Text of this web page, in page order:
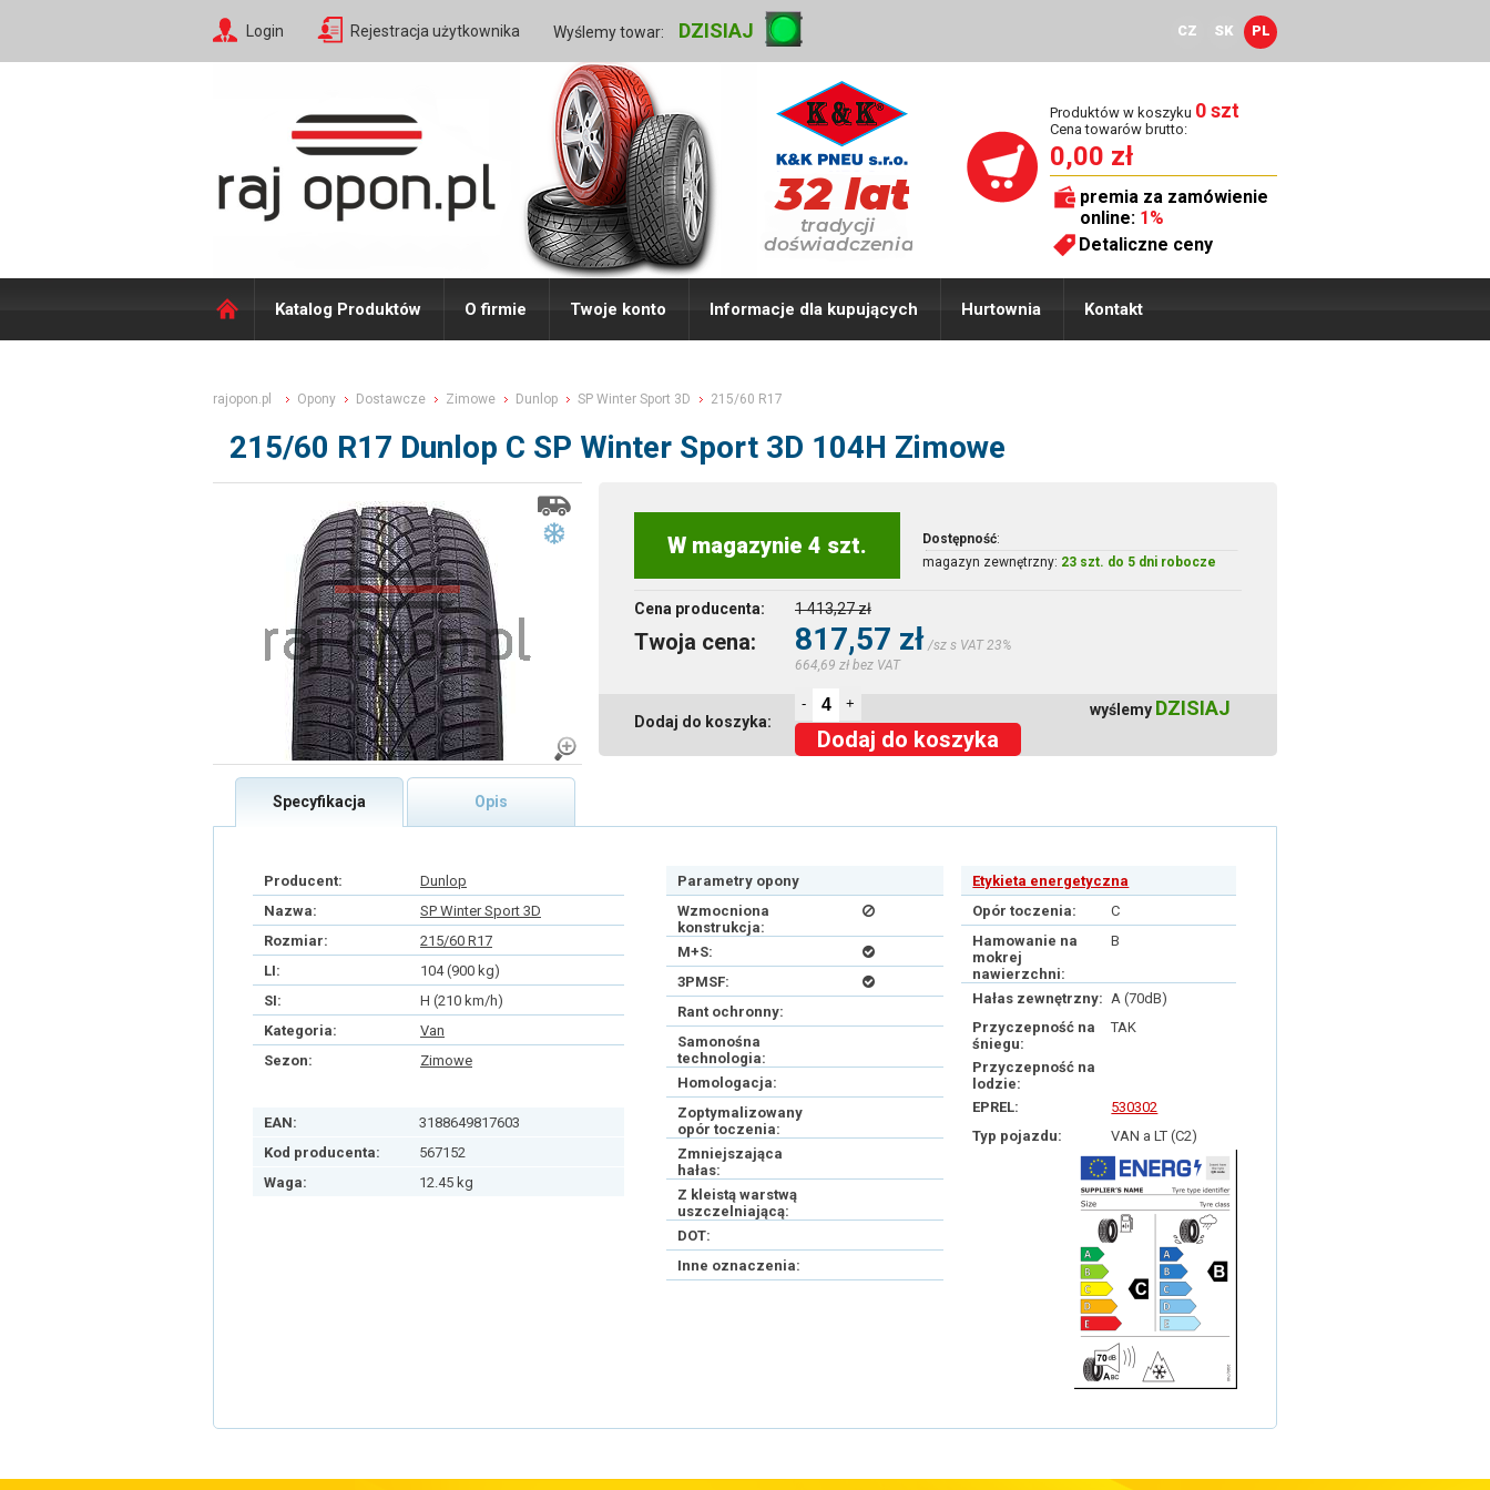
Login Rejestracja użytkownika Wyślemy towar: DZISIAJ CZ SK PL
Produktów w koszyku 0 szt
Cena towarów brutto:
0,00 zł
premia za zamówienie
online: 1%
Detaliczne ceny
Katalog Produktów O firmie Twoje konto Informacje dla kupujących Hurtownia Kontakt
rajopon.pl Opony Dostawcze Zimowe Dunlop SP Winter Sport 3D 215/60 R17
215/60 R17 Dunlop C SP Winter Sport 3D 104H Zimowe
W magazynie 4 szt. Dostępność:
magazyn zewnętrzny: 23 szt. do 5 dni robocze
Cena producenta: 1 413,27 zł
Twoja cena: 817,57 zł /sz s VAT 23%
664,69 zł bez VAT
Dodaj do koszyka:
wyślemy DZISIAJ
- +
Dodaj do koszyka
Specyfikacja Opis
Producent:
Dunlop
Nazwa:
SP Winter Sport 3D
Rozmiar:
215/60 R17
LI:
104 (900 kg)
SI:
H (210 km/h)
Kategoria:
Van
Sezon:
Zimowe
EAN:
3188649817603
Kod producenta:
567152
Waga:
12.45 kg
Parametry opony
Wzmocniona
konstrukcja:
M+S:
3PMSF:
Rant ochronny:
Samonośna
technologia:
Homologacja:
Zoptymalizowany
opór toczenia:
Zmniejszająca
hałas:
Z kleistą warstwą
uszczelniającą:
DOT:
Inne oznaczenia:
Etykieta energetyczna
Opór toczenia:
C
Hamowanie na
mokrej
nawierzchni:
B
Hałas zewnętrzny: A (70dB)
Przyczepność na
śniegu:
TAK
Przyczepność na
lodzie:
EPREL:
530302
Typ pojazdu:
VAN a LT (C2)